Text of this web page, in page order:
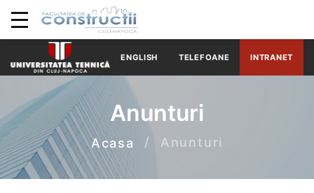
ENGLISH TELEFOANE INTRANET
Anunturi
Acasa Anunturi